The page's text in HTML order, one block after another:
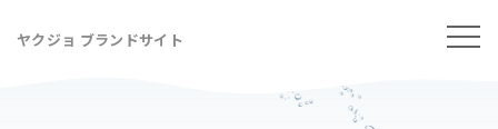
ヤクジョ ブランドサイト